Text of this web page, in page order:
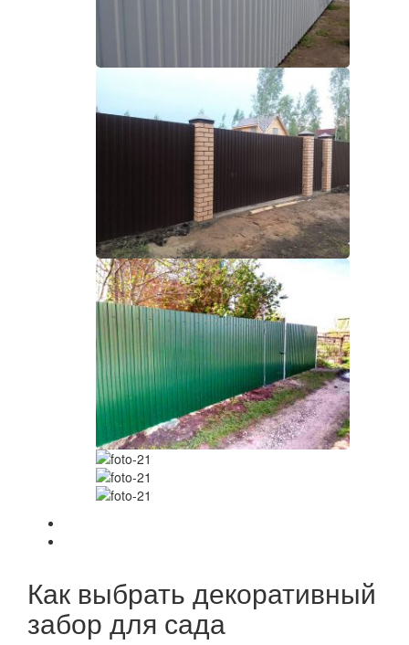
Как выбрать декоративный
забор для сада